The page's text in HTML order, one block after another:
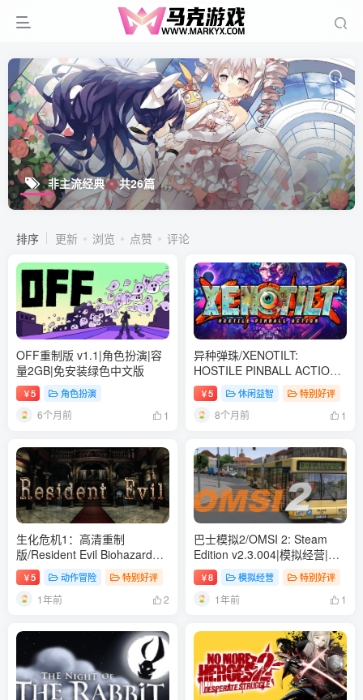
非主流经典 共26篇
排序 更新 浏览 点赞 评论
OFF重制版 v1.1|角色扮演|容
量2GB|免安装绿色中文版
￥5 角色扮演
6个月前 1
异种弹珠/XENOTILT:
HOSTILE PINBALL ACTION
v1.777|动作冒险|容量2.8GB|
免安装绿色中文版
￥5 休闲益智 特别好评
8个月前 1
生化危机1：高清重制
版/Resident Evil Biohazard
HD REMASTER
Build.16494431|恐怖冒险|容
量22.4GB|免安装绿色中文版
￥5 动作冒险 特别好评
1年前 2
巴士模拟2/OMSI 2: Steam
Edition v2.3.004|模拟经营|容
量307GB|免安装绿色中文版
￥8 模拟经营 特别好评
1年前 1